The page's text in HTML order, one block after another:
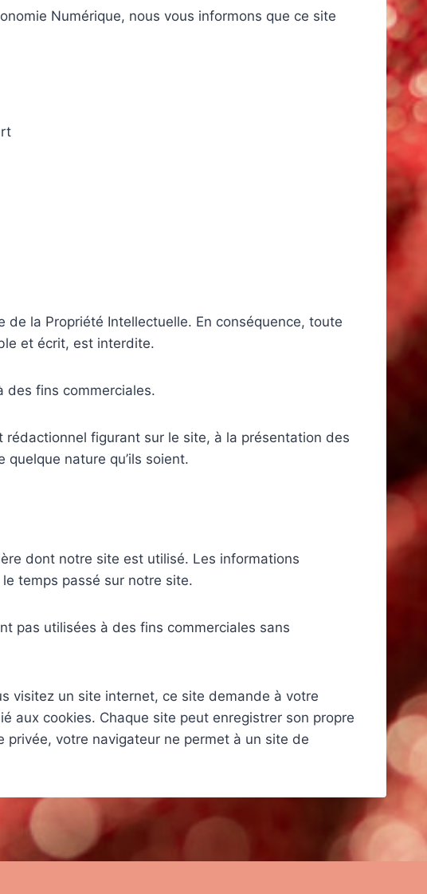
Numérique, nous vous informons que ce site
la Propriété Intellectuelle. En conséquence, toute
et écrit, est interdite.
des fins commerciales.
figurant sur le site, à la présentation des
nature qu’ils soient.
dont notre site est utilisé. Les informations
temps passé sur notre site.
pas utilisées à des fins commerciales sans
visitez un site internet, ce site demande à votre
aux cookies. Chaque site peut enregistrer son propre
votre navigateur ne permet à un site de